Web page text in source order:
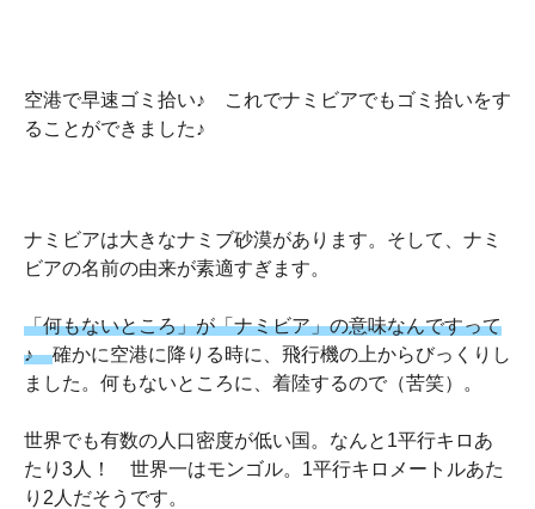
空港で早速ゴミ拾い♪ これでナミビアでもゴミ拾いをす
ることができました♪
ナミビアは大きなナミブ砂漠があります。そして、ナミ
ビアの名前の由来が素適すぎます。
「何もないところ」が「ナミビア」の意味なんですって
♪確かに空港に降りる時に、飛行機の上からびっくりし
ました。何もないところに、着陸するので（苦笑）。
世界でも有数の人口密度が低い国。なんと1平行キロあ
たり3人！ 世界一はモンゴル。1平行キロメートルあた
り2人だそうです。